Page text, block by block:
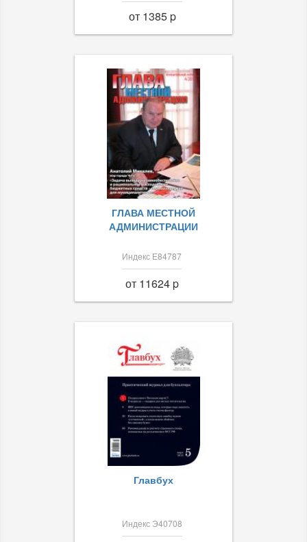
от 1385 p
ГЛАВА МЕСТНОЙ
АДМИНИСТРАЦИИ
Индекс Е84787
от 11624 p
Главбух
Индекс Э40708